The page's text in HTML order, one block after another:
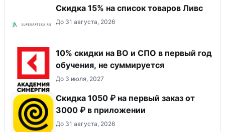
Скидка 15% на список товаров Ливс
До 31 августа, 2026
10% скидки на ВО и СПО в первый год
обучения, не суммируется
До 3 июля, 2027
Скидка 1050 ₽ на первый заказ от
3000 ₽ в приложении
До 31 августа, 2026